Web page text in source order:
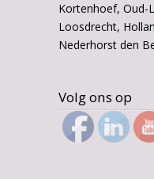
Kortenhoef, Oud-
Loosdrecht,
Nederhorst den
Volg ons op